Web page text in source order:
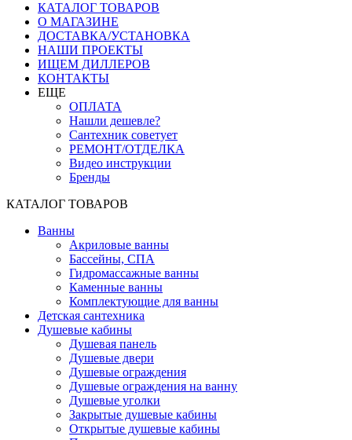
КАТАЛОГ ТОВАРОВ
О МАГАЗИНЕ
ДОСТАВКА/УСТАНОВКА
НАШИ ПРОЕКТЫ
ИЩЕМ ДИЛЛЕРОВ
КОНТАКТЫ
ЕЩЕ
ОПЛАТА
Нашли дешевле?
Сантехник советует
РЕМОНТ/ОТДЕЛКА
Видео инструкции
Бренды
КАТАЛОГ ТОВАРОВ
Ванны
Акриловые ванны
Бассейны, СПА
Гидромассажные ванны
Каменные ванны
Комплектующие для ванны
Детская сантехника
Душевые кабины
Душевая панель
Душевые двери
Душевые ограждения
Душевые ограждения на ванну
Душевые уголки
Закрытые душевые кабины
Открытые душевые кабины